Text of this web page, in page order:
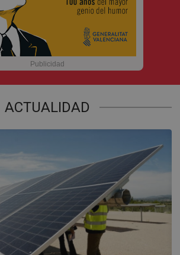
ACTUALIDAD